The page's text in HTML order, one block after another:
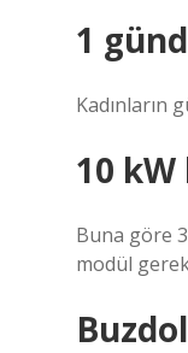
1
Kadınların
10
Buna göre
modül